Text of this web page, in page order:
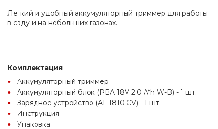
Легкий и удобный аккумуляторный триммер для работы
в саду и на небольших газонах.
Комплектация
Аккумуляторный триммер
Аккумуляторный блок (PBA 18V 2.0 A*h W-B) - 1 шт.
Зарядное устройство (AL 1810 CV) - 1 шт.
Инструкция
Упаковка